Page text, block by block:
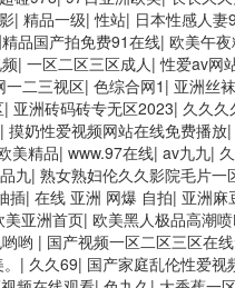
| 精品一级|性站| 日本性感人妻
品国产拍免费91在线| 欧美午
| 一区二区三区成人|性爱av网
一二三视区| 色综合网1 | 亚洲丝
| 亚洲砖码砖专无区2023| 久久久
| 摸奶性爱视频网站在线免费播放|
美精品| www.97在线| av九九|
九| 熟女熟妇伦久久影院毛片一
插| 在线 亚洲 网爆 自拍| 亚洲麻
美亚洲首页| 欧美黑人极品高潮
哟 | 国产视频一区二区三区在
| 久久69| 国产家庭乱伦性爱视